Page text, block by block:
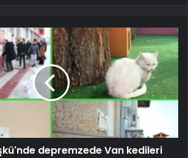
depremzede Van kedileri